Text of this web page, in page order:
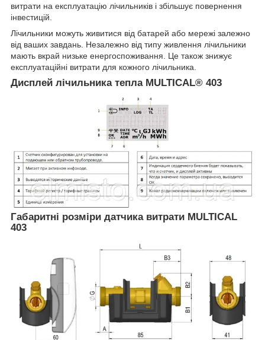
витрати на експлуатацію лічильників і збільшує повернення
інвестицій.
Лічильники можуть живитися від батарей або мережі залежно
від ваших завдань. Незалежно від типу живлення лічильники
мають вкрай низьке енергоспоживання. Це також знижує
експлуатаційні витрати для кожного лічильника.
Дисплей лічильника тепла MULTICAL® 403
Габаритні розміри датчика витрати MULTICAL
403